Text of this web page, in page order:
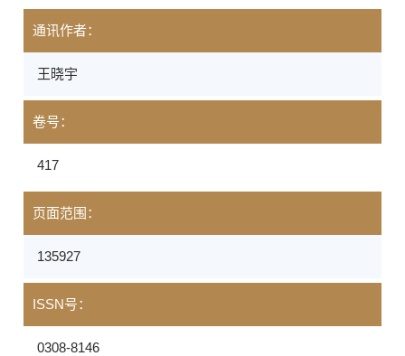
通讯作者：
王晓宇
卷号：
417
页面范围：
135927
ISSN号：
0308-8146